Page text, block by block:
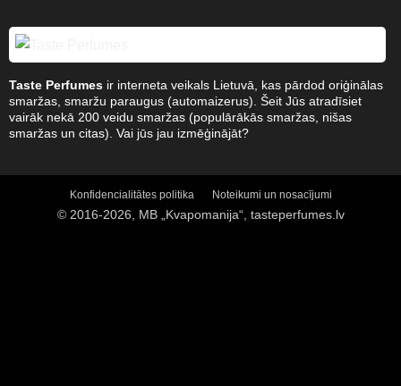
Taste Perfumesir interneta veikals Lietuvā, kas pārdod oriģinālas
smaržas, smaržu paraugus (automaizerus). Šeit Jūs atradīsiet
vairāk nekā 200 veidu smaržas (populārākās smaržas, nišas
smaržas un citas). Vai jūs jau izmēģinājāt?
Konfidencialitātes politika Noteikumi un nosacījumi
© 2016-2026, MB „Kvapomanija“, tasteperfumes.lv